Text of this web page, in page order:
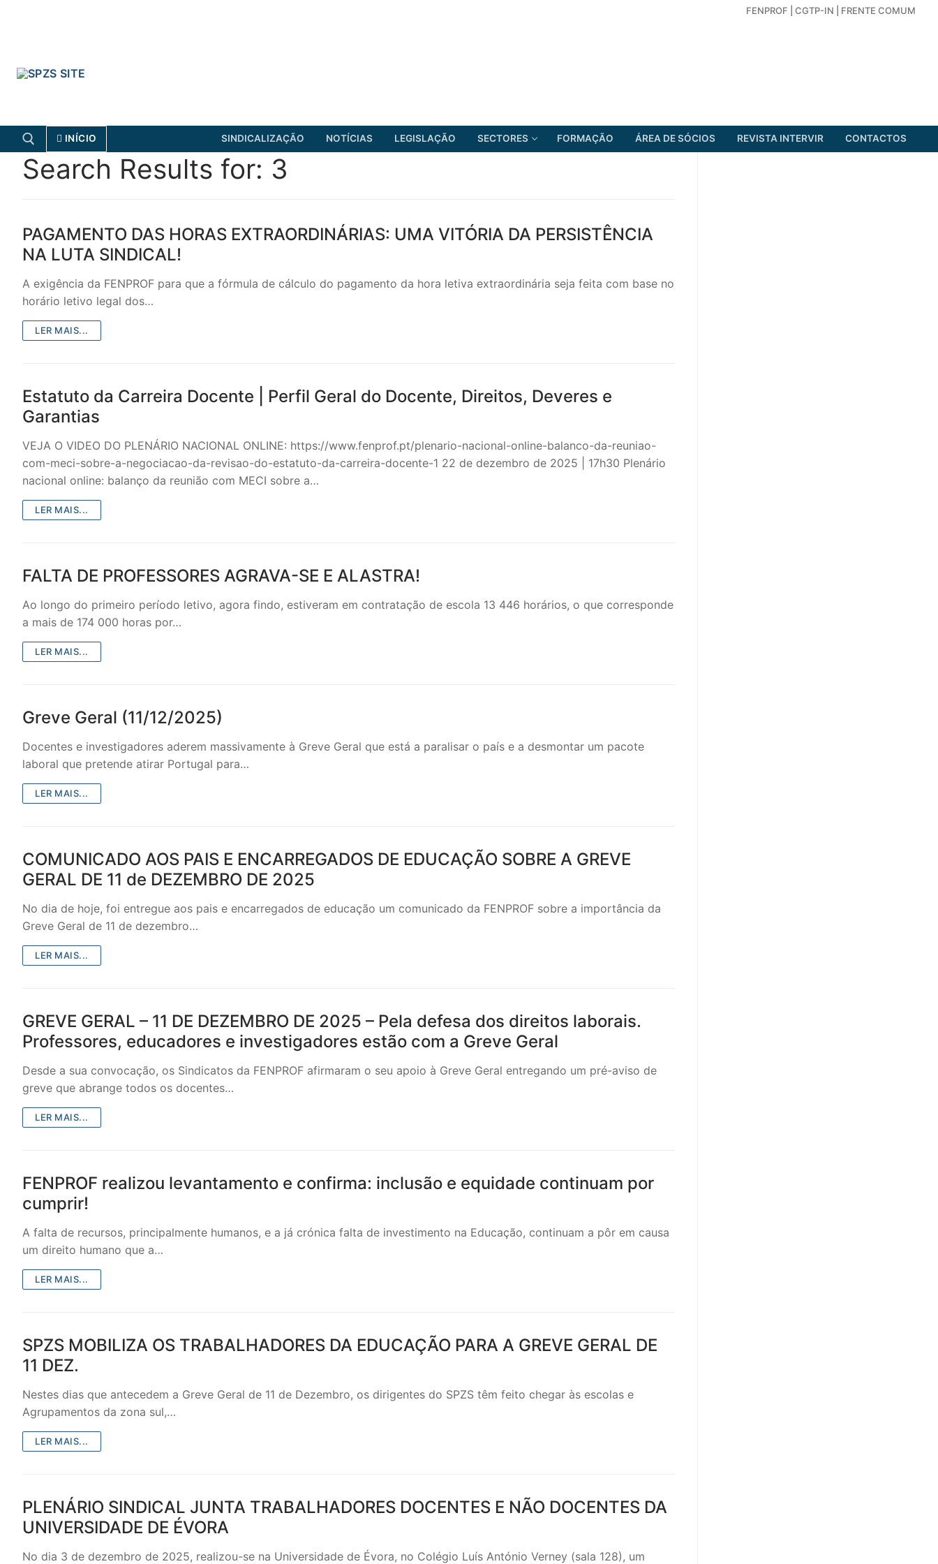
FENPROF CGTP-IN FRENTE COMUM
INÍCIO SINDICALIZAÇÃO NOTÍCIAS LEGISLAÇÃO SECTORES FORMAÇÃO ÁREA DE SÓCIOS REVISTA INTERVIR CONTACTOS
for:
Sectores
PRÉ-ESCOLAR
1º CICLO
Formação
Área de Sócios
Revista Intervir
Search Results for: 3
PAGAMENTO DAS HORAS EXTRAORDINÁRIAS: UMA VITÓRIA DA PERSISTÊNCIA
NA LUTA SINDICAL!
A exigência da FENPROF para que a fórmula de cálculo do pagamento da hora letiva extraordinária seja feita com base no
horário letivo legal dos…
LER MAIS...
Estatuto da Carreira Docente | Perfil Geral do Docente, Direitos, Deveres e
Garantias
VEJA O VIDEO DO PLENÁRIO NACIONAL ONLINE: https://www.fenprof.pt/plenario-nacional-online-balanco-da-reuniao-
com-meci-sobre-a-negociacao-da-revisao-do-estatuto-da-carreira-docente-1 22 de dezembro de 2025 | 17h30 Plenário
nacional online: balanço da reunião com MECI sobre a…
LER MAIS...
FALTA DE PROFESSORES AGRAVA-SE E ALASTRA!
Ao longo do primeiro período letivo, agora findo, estiveram em contratação de escola 13 446 horários, o que corresponde
a mais de 174 000 horas por…
LER MAIS...
Greve Geral (11/12/2025)
Docentes e investigadores aderem massivamente à Greve Geral que está a paralisar o país e a desmontar um pacote
laboral que pretende atirar Portugal para…
LER MAIS...
​COMUNICADO AOS PAIS E ENCARREGADOS DE EDUCAÇÃO SOBRE A GREVE
GERAL DE 11 de DEZEMBRO DE 2025
No dia de hoje, foi entregue aos pais e encarregados de educação um comunicado da FENPROF sobre a importância da
Greve Geral de 11 de dezembro…
LER MAIS...
GREVE GERAL – 11 DE DEZEMBRO DE 2025 – Pela defesa dos direitos laborais.
Professores, educadores e investigadores estão com a Greve Geral
Desde a sua convocação, os Sindicatos da FENPROF afirmaram o seu apoio à Greve Geral entregando um pré-aviso de
greve que abrange todos os docentes…
LER MAIS...
FENPROF realizou levantamento e confirma: inclusão e equidade continuam por
cumprir!
A falta de recursos, principalmente humanos, e a já crónica falta de investimento na Educação, continuam a pôr em causa
um direito humano que a…
LER MAIS...
SPZS MOBILIZA OS TRABALHADORES DA EDUCAÇÃO PARA A GREVE GERAL DE
11 DEZ.
Nestes dias que antecedem a Greve Geral de 11 de Dezembro, os dirigentes do SPZS têm feito chegar às escolas e
Agrupamentos da zona sul,…
LER MAIS...
PLENÁRIO SINDICAL JUNTA TRABALHADORES DOCENTES E NÃO DOCENTES DA
UNIVERSIDADE DE ÉVORA
No dia 3 de dezembro de 2025, realizou-se na Universidade de Évora, no Colégio Luís António Verney (sala 128), um